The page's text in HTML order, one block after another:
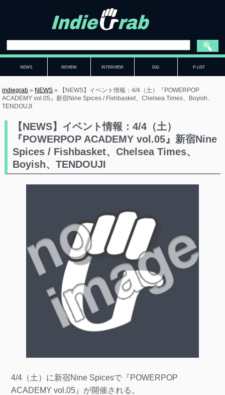
NEWS REVIEW INTERVIEW DIG P-LIST
indiegrab » NEWS »
【NEWS】イベント情報：4/4（土）『POWERPOP
ACADEMY vol.05』新宿Nine Spices / Fishbasket、Chelsea Times、Boyish、
TENDOUJI
【NEWS】イベント情報：4/4（土）
『POWERPOP ACADEMY vol.05』新宿Nine
Spices / Fishbasket、Chelsea Times、
Boyish、TENDOUJI
4/4（土）に新宿Nine Spicesで『POWERPOP
ACADEMY vol.05』が開催される。